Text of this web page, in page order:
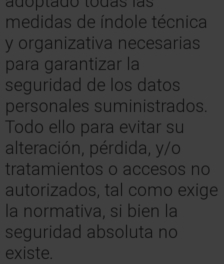
medidas de índole técnica
y organizativa necesarias
para garantizar la
seguridad de los datos
personales suministrados.
Todo ello para evitar su
alteración, pérdida, y/o
tratamientos o accesos no
autorizados, tal como exige
la normativa, si bien la
seguridad absoluta no
existe.